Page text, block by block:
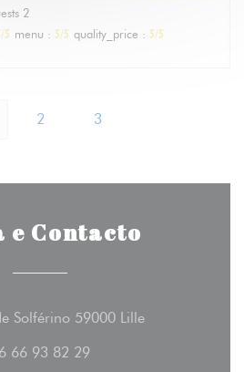
2
/5 menu : 5/5 quality_price : 5/5
2 3
e Contacto
Solférino 59000 Lille((abre numa
66 93 82 29